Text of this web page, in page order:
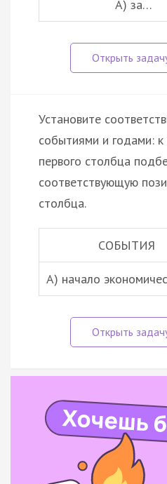
А) за…
Установите
событиями и годами:
первого столбца
соответствующую
столбца.
СОБЫТИЯ
А) начало